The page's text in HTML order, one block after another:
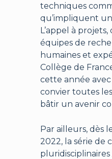
techniques
qu’impliquent
L’appel à
équipes de
humaines et
Collège de
cette année avec
convier toutes
bâtir un avenir
Par ailleurs, dès
2022, la série de